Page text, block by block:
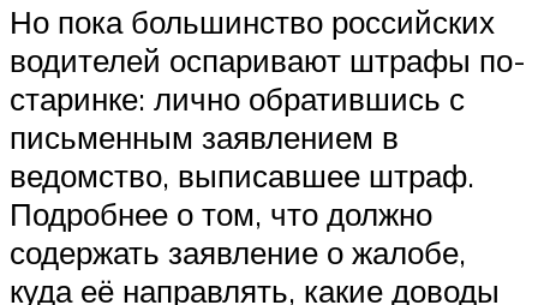
Но пока большинство российских
водителей оспаривают штрафы по-
старинке: лично обратившись с
письменным заявлением в
ведомство, выписавшее штраф.
Подробнее о том, что должно
содержать заявление о жалобе,
куда её направлять, какие доводы